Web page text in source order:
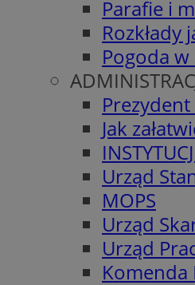
Parafie i
Rozkłady
Pogoda
Jak
Urząd
MOPS
Urząd
Urząd
Komenda